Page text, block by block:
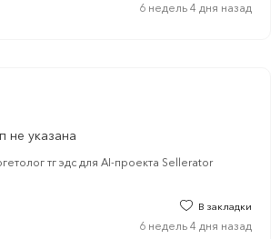
6 недель 4 дня назад
не указана
тг эдс для AI-проекта Sellerator
В закладки
6 недель 4 дня назад